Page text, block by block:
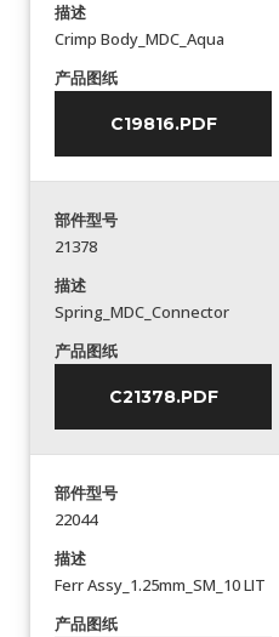
描述
Crimp Body_MDC_Aqua
产品图纸
C19816.PDF
部件型号
21378
描述
Spring_MDC_Connector
产品图纸
C21378.PDF
部件型号
22044
描述
Ferr Assy_1.25mm_SM_10 LIT
产品图纸